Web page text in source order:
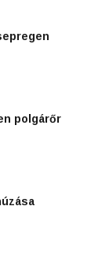
polgárőr